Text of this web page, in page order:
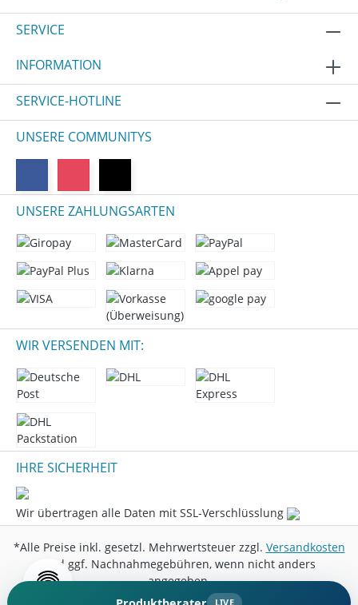
SERVICE
INFORMATION
SERVICE-HOTLINE
UNSERE COMMUNITYS
UNSERE ZAHLUNGSARTEN
WIR VERSENDEN MIT:
IHRE SICHERHEIT
Wir übertragen alle Daten mit SSL-Verschlüsslung
*Alle Preise inkl. gesetzl. Mehrwertsteuer zzgl. Versandkosten
und ggf. Nachnahmegebühren, wenn nicht anders
angegeben.
LIVE